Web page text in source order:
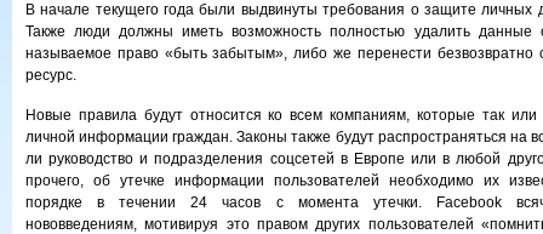
В начале текущего года были выдвинуты требования о защите личных
Также люди должны иметь возможность полностью удалить данные
называемое право «быть забытым», либо же перенести безвозвратно
ресурс.
Новые правила будут относится ко всем компаниям, которые так
личной информации граждан. Законы также будут распространяться на
ли руководство и подразделения соцсетей в Европе или в любой
прочего, об утечке информации пользователей необходимо их
порядке в течении 24 часов с момента утечки. Facebook
нововведениям, мотивируя это правом других пользователей